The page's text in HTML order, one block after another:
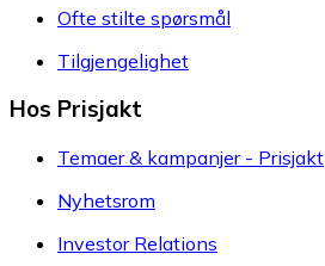
Ofte stilte spørsmål
Tilgjengelighet
Hos Prisjakt
Temaer & kampanjer - Prisjakt
Nyhetsrom
Investor Relations